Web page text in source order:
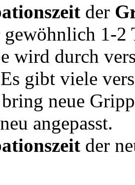
der
1-2
wird durch
gibt viele
bring neue
angepasst.
der